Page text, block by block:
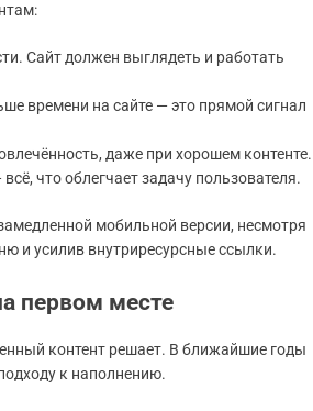
Сайт должен выглядеть и работать
времени на сайте — это прямой сигнал
даже при хорошем контенте.
что облегчает задачу пользователя.
мобильной версии, несмотря
и усилив внутриресурсные ссылки.
первом месте
контент решает. В ближайшие годы
к наполнению.